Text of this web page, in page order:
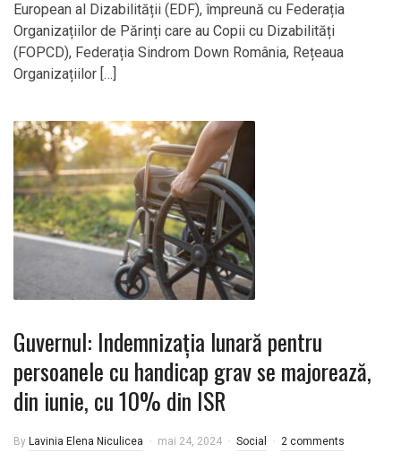
European al Dizabilității (EDF), împreună cu Federația
Organizațiilor de Părinți care au Copii cu Dizabilități
(FOPCD), Federația Sindrom Down România, Rețeaua
Organizațiilor […]
Guvernul: Indemnizația lunară pentru
persoanele cu handicap grav se majorează,
din iunie, cu 10% din ISR
By Lavinia Elena Niculicea mai 24, 2024 Social 2 comments